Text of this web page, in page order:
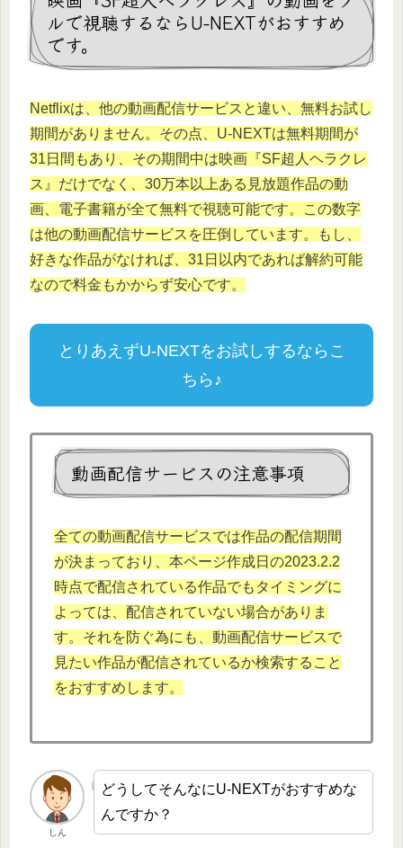
ルで視聴するならU-NEXTがおすすめ
です。
Netflixは、他の動画配信サービスと違い、無料お試し
期間がありません。その点、U-NEXTは無料期間が
31日間もあり、その期間中は映画『SF超人ヘラクレ
ス』だけでなく、30万本以上ある見放題作品の動
画、電子書籍が全て無料で視聴可能です。この数字
は他の動画配信サービスを圧倒しています。もし、
好きな作品がなければ、31日以内であれば解約可能
なので料金もかからず安心です。
とりあえずU-NEXTをお試しするならこ
ちら♪
動画配信サービスの注意事項
全ての動画配信サービスでは作品の配信期間
が決まっており、本ページ作成日の2023.2.2
時点で配信されている作品でもタイミングに
よっては、配信されていない場合がありま
す。それを防ぐ為にも、動画配信サービスで
見たい作品が配信されているか検索すること
をおすすめします。
しん
どうしてそんなにU-NEXTがおすすめな
んですか？